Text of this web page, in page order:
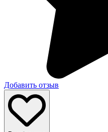
Добавить отзыв